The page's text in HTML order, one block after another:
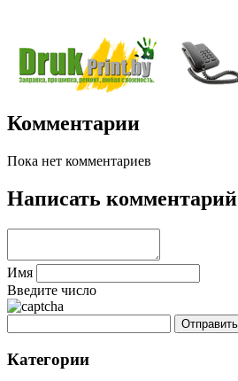
Комментарии
Пока нет комментариев
Написать комментарий
Имя
Введите число
Категории